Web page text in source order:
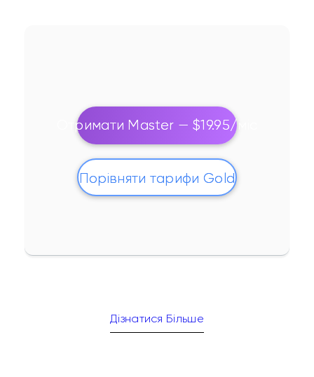
Отримати Master — $19.95/міс
Порівняти тарифи Gold
Дізнатися Більше